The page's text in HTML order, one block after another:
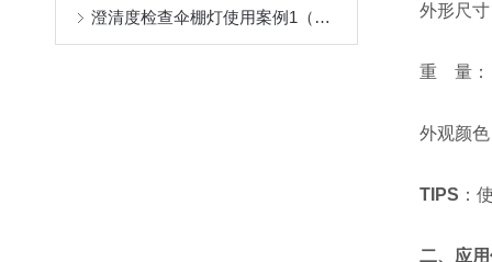
澄清度检查伞棚灯使用案例1（甜菊素） 外形尺寸
重 量：
外观颜色
TIPS ：
二、应